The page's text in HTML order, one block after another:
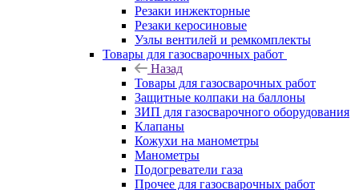
Резаки инжекторные
Резаки керосиновые
Узлы вентилей и ремкомплекты
Товары для газосварочных работ
Назад
Товары для газосварочных работ
Защитные колпаки на баллоны
ЗИП для газосварочного оборудования
Клапаны
Кожухи на манометры
Манометры
Подогреватели газа
Прочее для газосварочных работ